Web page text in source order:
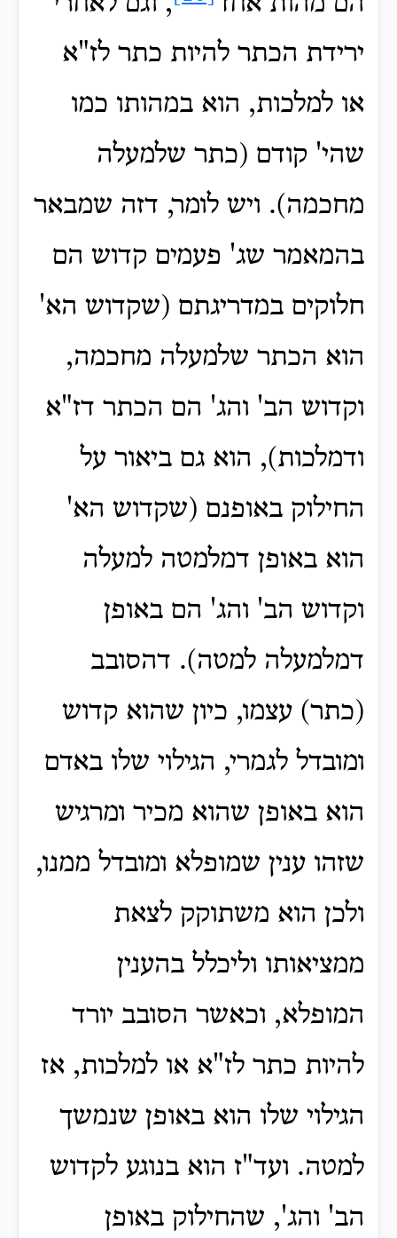
ירידת הכתר להיות כתר לז"א
או למלכות, הוא במהותו כמו
שהי' קודם (כתר שלמעלה
מחכמה). ויש לומר, דזה שמבאר
בהמאמר שג' פעמים קדוש הם
חלוקים במדריגתם (שקדוש הא'
הוא הכתר שלמעלה מחכמה,
וקדוש הב' והג' הם הכתר דז"א
ודמלכות), הוא גם ביאור על
החילוק באופנם (שקדוש הא'
הוא באופן דמלמטה למעלה
וקדוש הב' והג' הם באופן
דמלמעלה למטה). דהסובב
(כתר) עצמו, כיון שהוא קדוש
ומובדל לגמרי, הגילוי שלו באדם
הוא באופן שהוא מכיר ומרגיש
שזהו ענין שמופלא ומובדל ממנו,
ולכן הוא משתוקק לצאת
ממציאותו וליכלל בהענין
המופלא, וכאשר הסובב יורד
להיות כתר לז"א או למלכות, אז
הגילוי שלו הוא באופן שנמשך
למטה. ועד"ז הוא בנוגע לקדוש
הב' והג', שהחילוק באופן